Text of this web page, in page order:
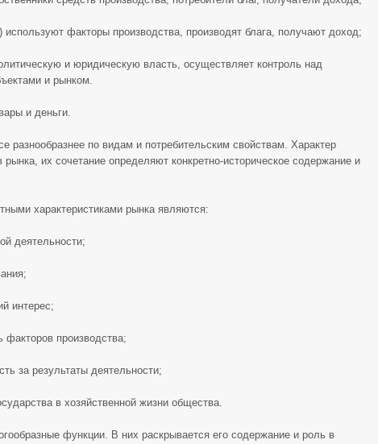
факторы производства, производят блага, получают доход;
и юридическую власть, осуществляет контроль над
и рынком.
и деньги.
разнообразнее по видам и потребительским свойствам. Характер
рынка, их сочетание определяют конкретно-историческое содержание и
характеристиками рынка являются:
деятельности;
интерес;
факторов производства;
за результаты деятельности;
в хозяйственной жизни общества.
функции. В них раскрывается его содержание и роль в